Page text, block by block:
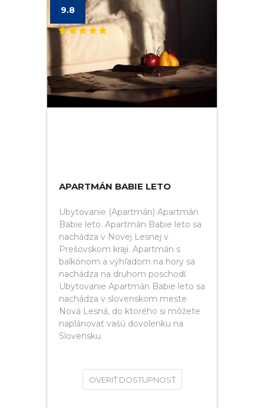
9.8
APARTMÁN BABIE LETO
Ubytovanie (Apartmán) Apartmán
Babie leto. Apartmán Babie leto sa
nachádza v Novej Lesnej v
Prešovskom kraji. Apartmán s
balkónom a výhľadom na hory sa
nachádza na druhom poschodí.
Ubytovanie Apartmán Babie leto sa
nachádza v slovenskom meste
Nová Lesná, do ktorého si môžete
naplánovať vašú dovolenku na
Slovensku.
OVERIŤ DOSTUPNOSŤ